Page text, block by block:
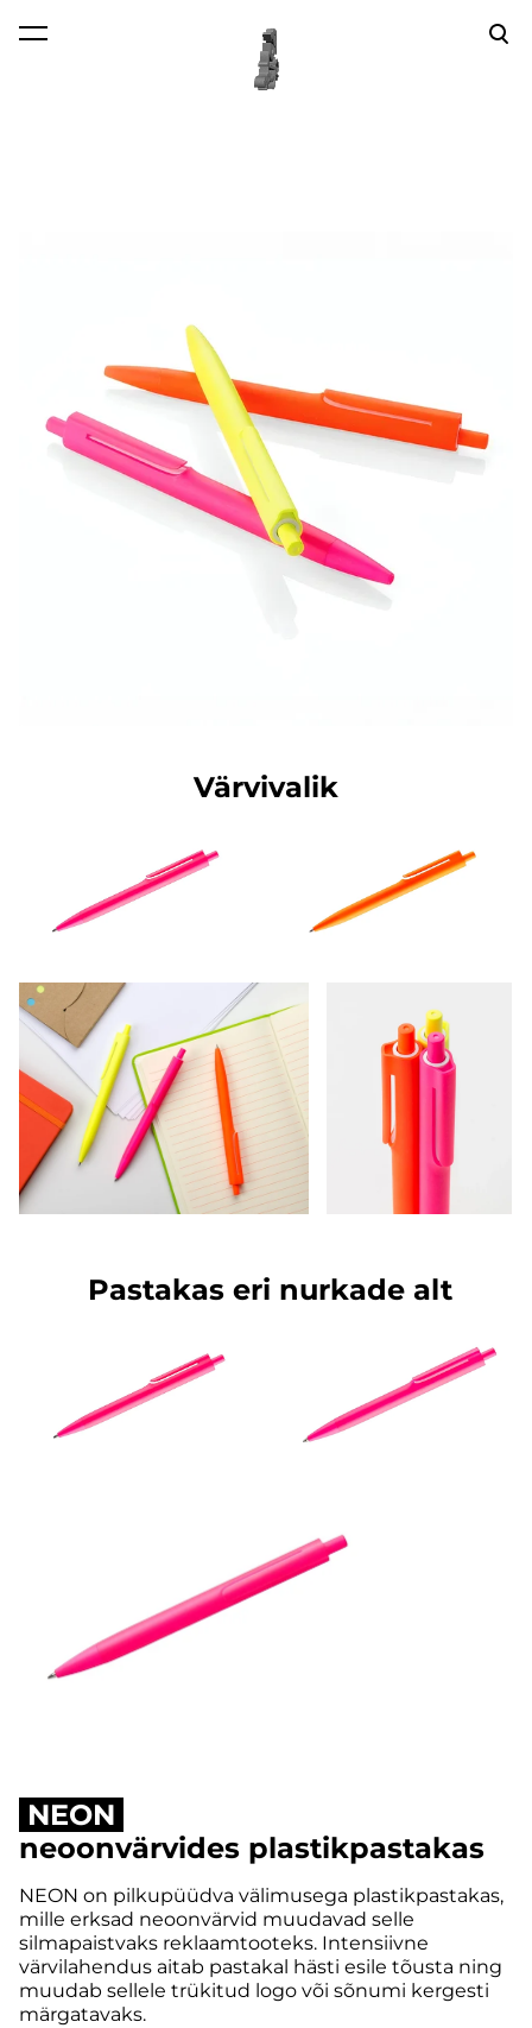
lisati ostukorvi. Vaata ostukorvi
Värvivalik
Pastakas eri nurkade alt
NEON
neoonvärvides plastikpastakas
NEON on pilkupüüdva välimusega plastikpastakas,
mille erksad neoonvärvid muudavad selle
silmapaistvaks reklaamtooteks. Intensiivne
värvilahendus aitab pastakal hästi esile tõusta ning
muudab sellele trükitud logo või sõnumi kergesti
märgatavaks.